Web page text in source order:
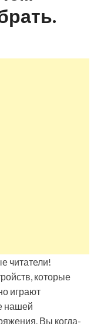
и
читатели!
которые
играют
нашей
Вы когда-